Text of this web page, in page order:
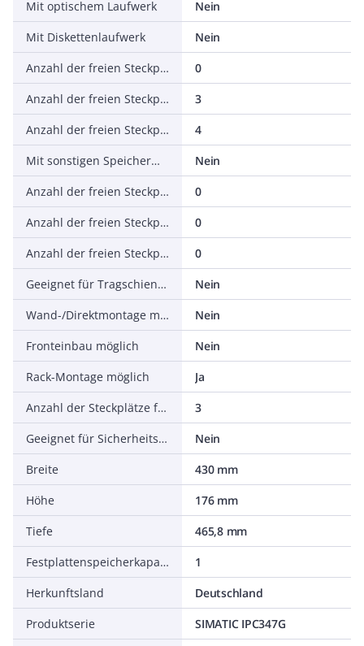
Mit optischem Laufwerk
Nein
Mit Diskettenlaufwerk
Nein
Anzahl der freien Steckplätze, AGP
0
Anzahl der freien Steckplätze, PCI
3
Anzahl der freien Steckplätze, PCIe
4
Mit sonstigen Speichermedien
Nein
Anzahl der freien Steckplätze, ISA
0
Anzahl der freien Steckplätze, PC-Card (PCMCIA)
0
Anzahl der freien Steckplätze, sonstige
0
Geeignet für Tragschienenmontage
Nein
Wand-/Direktmontage möglich
Nein
Fronteinbau möglich
Nein
Rack-Montage möglich
Ja
Anzahl der Steckplätze für Speichermedien
3
Geeignet für Sicherheitsfunktionen
Nein
Breite
430 mm
Höhe
176 mm
Tiefe
465,8 mm
Festplattenspeicherkapazität
1
Herkunftsland
Deutschland
Produktserie
SIMATIC IPC347G